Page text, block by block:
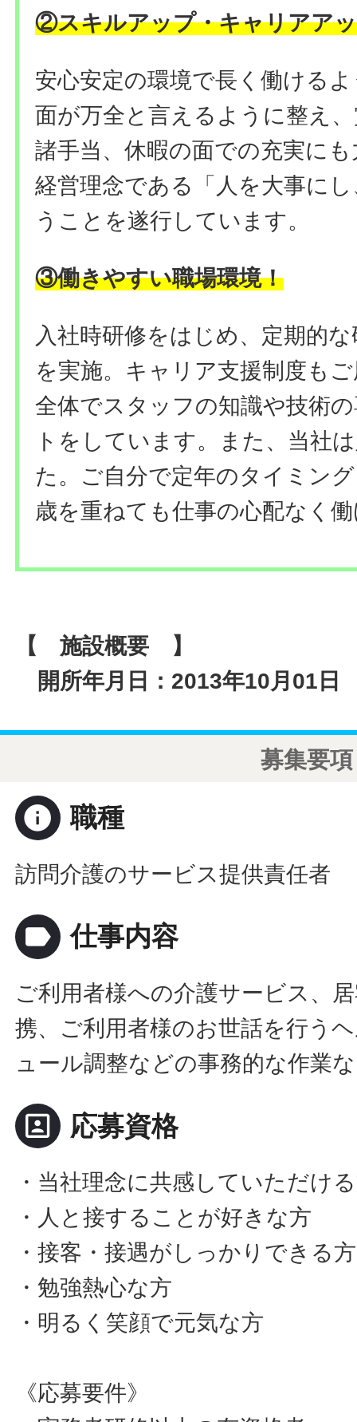
②スキルアップ・キャリアア
安心安定の環境で長く働ける
面が万全と言えるように整え
諸手当、休暇の面での充実に
経営理念である「人を大事に
うことを遂行しています。
③働きやすい職場環境！
入社時研修をはじめ、定期的
を実施。キャリア支援制度も
全体でスタッフの知識や技術
トをしています。また、当社
た。ご自分で定年のタイミン
歳を重ねても仕事の心配なく
【 施設概要 】
開所年月日：2013年10月01日
募集要項
info 職種
訪問介護のサービス提供責任者
label 仕事内容
ご利用者様への介護サービス、
携、ご利用者様のお世話を行う
ュール調整などの事務的な作業
portrait 応募資格
・当社理念に共感していただけ
・人と接することが好きな方
・接客・接遇がしっかりできる方
・勉強熱心な方
・明るく笑顔で元気な方
《応募要件》